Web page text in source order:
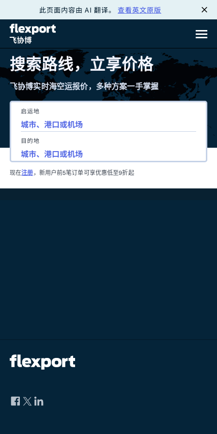
此页面内容由 AI 翻译。 查看英文原版
搜索路线，立享价格
飞协博实时海空运报价，多种方案一手掌握
启运地
目的地
现在注册 ，新用户前5笔订单可享优惠低至9折起